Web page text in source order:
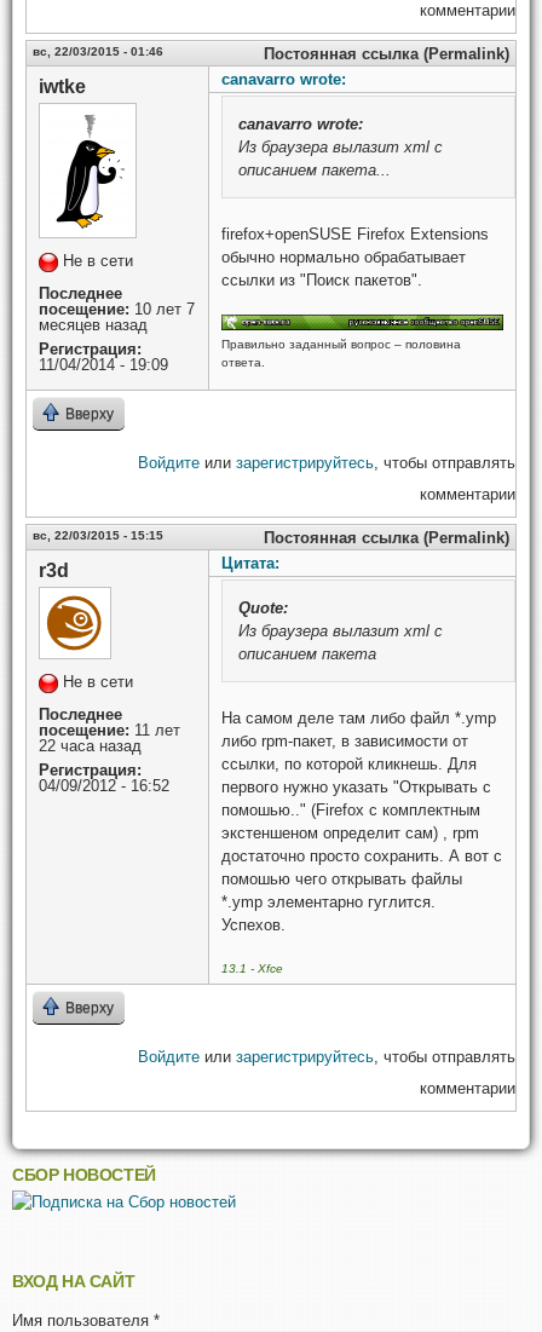
комментарии
вс, 22/03/2015 - 01:46 Постоянная ссылка (Permalink)
iwtke
Не в сети
Последнее
посещение: 10 лет 7
месяцев назад
Регистрация:
11/04/2014 - 19:09
canavarro wrote:
canavarro wrote:
Из браузера вылазит xml c
описанием пакета...
firefox+openSUSE Firefox Extensions
обычно нормально обрабатывает
ссылки из "Поиск пакетов".
Правильно заданный вопрос – половина
ответа.
Вверху
Войдите или зарегистрируйтесь, чтобы отправлять
комментарии
вс, 22/03/2015 - 15:15 Постоянная ссылка (Permalink)
r3d
Не в сети
Последнее
посещение: 11 лет
22 часа назад
Регистрация:
04/09/2012 - 16:52
Цитата:
Quote:
Из браузера вылазит xml c
описанием пакета
На самом деле там либо файл *.ymp
либо rpm-пакет, в зависимости от
ссылки, по которой кликнешь. Для
первого нужно указать "Открывать с
помошью.." (Firefox с комплектным
экстеншеном определит сам) , rpm
достаточно просто сохранить. А вот с
помошью чего открывать файлы
*.ymp элементарно гуглится.
Успехов.
13.1 - Xfce
Вверху
Войдите или зарегистрируйтесь, чтобы отправлять
комментарии
СБОР НОВОСТЕЙ
ВХОД НА САЙТ
Имя пользователя *